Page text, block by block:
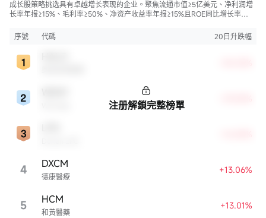
成长股策略挑选具有卓越增长表现的企业。聚焦流通市值≥5亿美元、净利润增
长率年报≥15%、毛利率≥50%、净资产收益率年报≥15%且ROE同比增长率
序號
代碼 20日升跌幅
4 德康醫療
DXCM +13.06%
5 和黃醫藥
HCM +13.01%
注册解鎖完整榜單